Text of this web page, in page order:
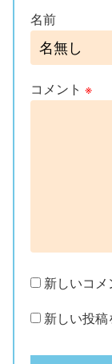
名前
コメント ※
新しいコ
新しい投